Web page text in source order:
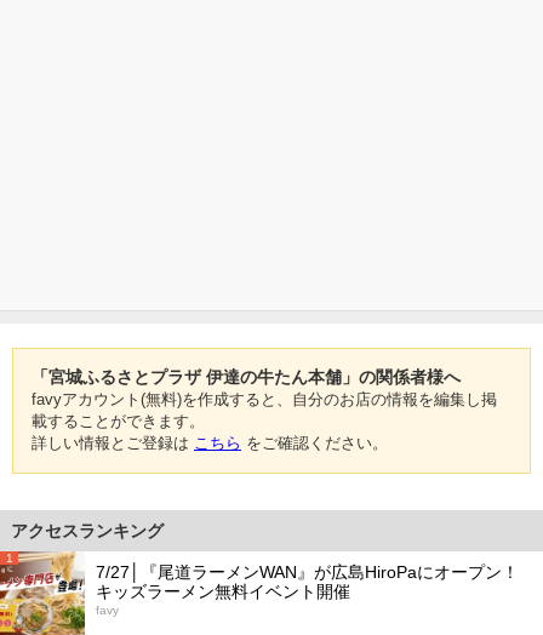
「宮城ふるさとプラザ 伊達の牛たん本舗」の関係者様へ
favyアカウント(無料)を作成すると、自分のお店の情報を編集し掲
載することができます。
詳しい情報とご登録は こちら をご確認ください。
アクセスランキング
1
7/27│『尾道ラーメンWAN』が広島HiroPaにオープン！
キッズラーメン無料イベント開催
favy